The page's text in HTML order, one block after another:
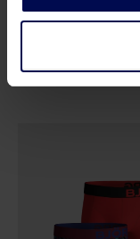
BJORN BORG